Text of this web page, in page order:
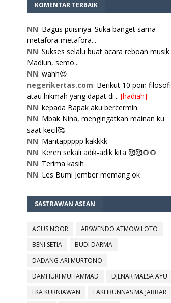
KOMENTAR TERBAIK
NN: Bagus puisinya. Suka banget sama
metafora-metafora...
NN: Sukses selalu buat acara reboan musik
Madiun, semo...
NN: wahh😍
negerikertas.com: Berikut 10 poin filosofi
atau hikmah yang dapat di... [hadiah]
NN: kepada Bapak aku bercermin
NN: Mbak Nina, mengingatkan mainan ku
saat kecil🥰
NN: Mantappppp kakkkk
NN: Keren sekali adik-adik kita 🥰🥰🌻🌻
NN: Terima kasih
NN: Les Bumi Jember memang ok
SASTRAWAN ASEAN
AGUS NOOR
ARSWENDO ATMOWILOTO
BENI SETIA
BUDI DARMA
DADANG ARI MURTONO
DAMHURI MUHAMMAD
DJENAR MAESA AYU
EKA KURNIAWAN
FAKHRUNNAS MA JABBAR